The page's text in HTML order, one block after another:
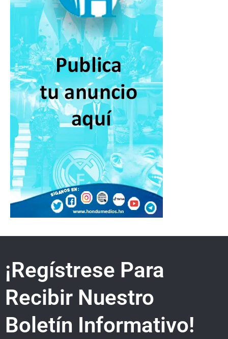
¡Regístrese Para
Recibir Nuestro
Boletín Informativo!